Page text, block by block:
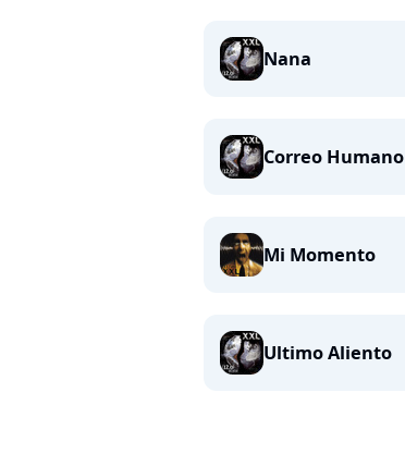
Nana
Correo Humano
Mi Momento
Ultimo Aliento